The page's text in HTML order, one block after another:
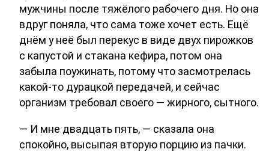
мужчины после тяжёлого рабочего дня. Но она
вдруг поняла, что сама тоже хочет есть. Ещё
днём у неё был перекус в виде двух пирожков
с капустой и стакана кефира, потом она
забыла поужинать, потому что засмотрелась
какой-то дурацкой передачей, и сейчас
организм требовал своего — жирного, сытного.
— И мне двадцать пять, — сказала она
спокойно, высыпая вторую порцию из пачки.